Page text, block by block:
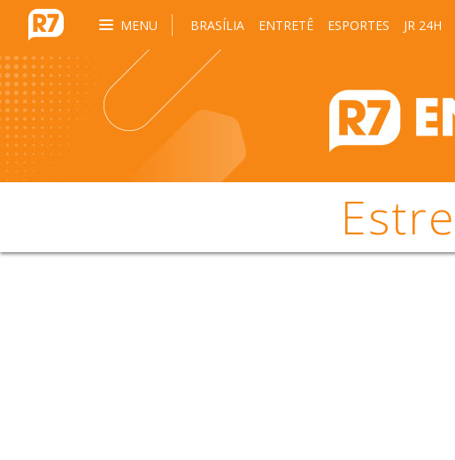
MENU BRASÍLIA ENTRETÊ ESPORTES JR 24H